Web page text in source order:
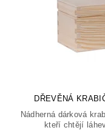
DŘEVĚNÁ
Nádherná dárková
kteří chtějí